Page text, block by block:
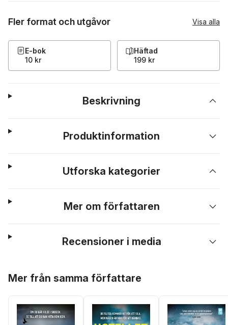
Fler format och utgåvor Visa alla
E-bok
10 kr
Häftad
199 kr
Beskrivning
Produktinformation
Utforska kategorier
Mer om författaren
Recensioner i media
Mer från samma författare